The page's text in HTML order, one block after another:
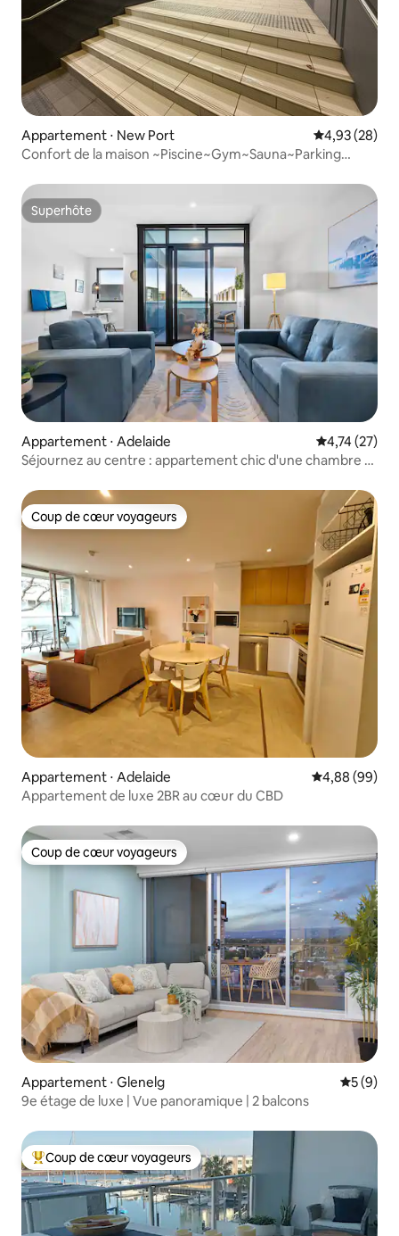
Appartement ⋅ New Port Évaluation
4,93 (28)
Confort de la maison ~Piscine~Gym~Sauna~Parking
Superhôte
Superhôte
Appartement ⋅ Adelaide Évaluation
4,74 (27)
Séjournez au centre : appartement chic d'une chambre à
Coup de cœur voyageurs
Coup de cœur voyageurs
Appartement ⋅ Adelaide Évaluation
4,88 (99)
Appartement de luxe 2BR au cœur du CBD
Coup de cœur voyageurs
Coup de cœur voyageurs
Appartement ⋅ Glenelg
5 (9)
9e étage de luxe | Vue panoramique | 2 balcons
Coups de cœur voyageurs les plus appréciés
Coup de cœur voyageurs